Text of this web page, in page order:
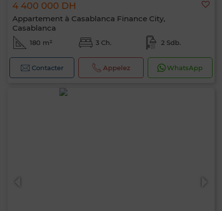
4 400 000 DH
Appartement à Casablanca Finance City,
Casablanca
180 m² 3 Ch. 2 Sdb.
Contacter Appelez WhatsApp